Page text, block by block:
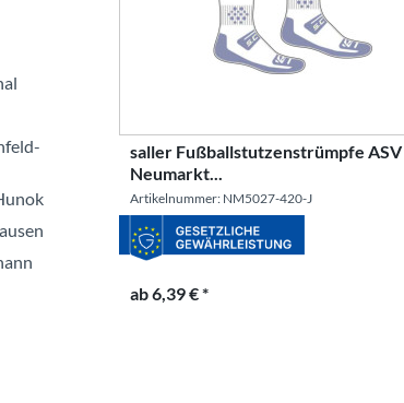
saller Fußballstutzenstrümpfe ASV
Neumarkt...
Artikelnummer: NM5027-420-J
ab 6,39 € *